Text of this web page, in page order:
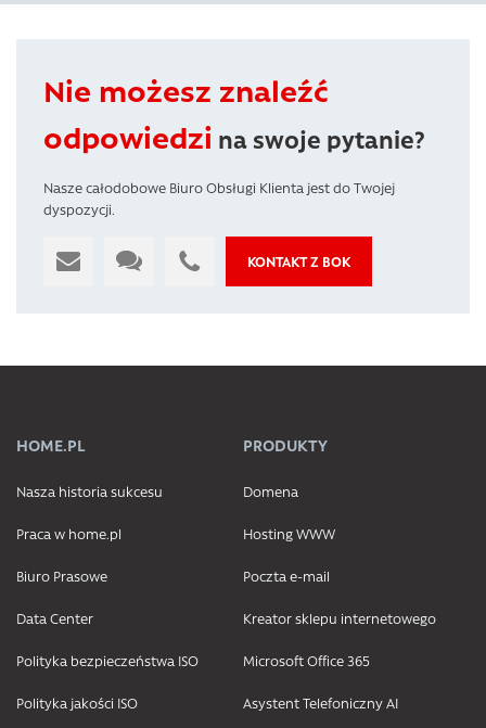
Nie możesz znaleźć
odpowiedzi na swoje pytanie?
Nasze całodobowe Biuro Obsługi Klienta jest do Twojej
dyspozycji.
KONTAKT Z BOK
HOME.PL
Nasza historia sukcesu
Praca w home.pl
Biuro Prasowe
Data Center
Polityka bezpieczeństwa ISO
Polityka jakości ISO
PRODUKTY
Domena
Hosting WWW
Poczta e-mail
Kreator sklepu internetowego
Microsoft Office 365
Asystent Telefoniczny AI